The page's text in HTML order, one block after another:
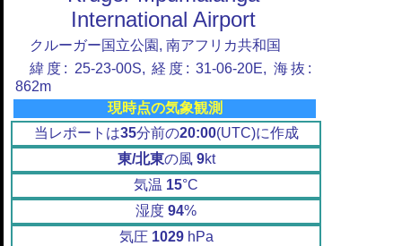
International Airport
クルーガー国立公園, 南アフリカ共和国
緯度: 25-23-00S, 経度: 31-06-20E, 海抜:
862m
現時点の気象観測
当レポートは35分前の20:00(UTC)に作成
東/北東の風 9kt
気温 15°C
湿度 94%
気圧 1029hPa